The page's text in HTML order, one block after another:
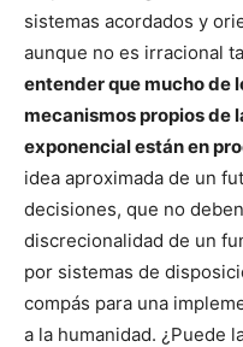
sistemas acordados y
aunque no es irracional
entender que mucho de
mecanismos propios de
exponencial están en
idea aproximada de un
decisiones, que no
discrecionalidad de un
por sistemas de
compás para una
a la humanidad. ¿Puede